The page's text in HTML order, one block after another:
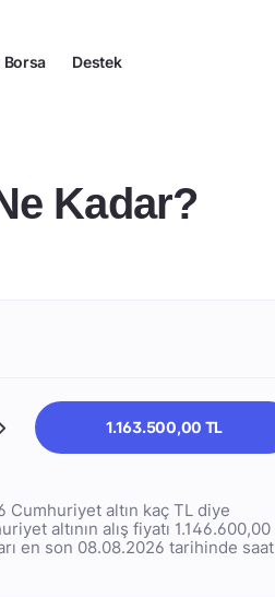
Borsa Destek
Kadar?
1.163.500,00 TL
Cumhuriyet altın kaç TL diye
altının alış fiyatı 1.146.600,00
en son 08.08.2026 tarihinde saat